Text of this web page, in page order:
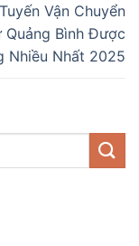
Vận Chuyển
Quảng Bình Được
Nhiều Nhất 2025